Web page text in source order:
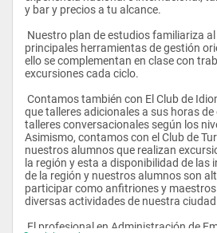
y bar y precios a tu alcance.
principales herramientas de gestión
ello se complementan en clase con
excursiones cada ciclo.
que talleres adicionales a sus horas de
talleres conversacionales según los
Asimismo, contamos con el Club de
nuestros alumnos que realizan
la región y esta a disponibilidad de
de la región y nuestros alumnos son
participar como anfitriones y
diversas actividades de nuestra